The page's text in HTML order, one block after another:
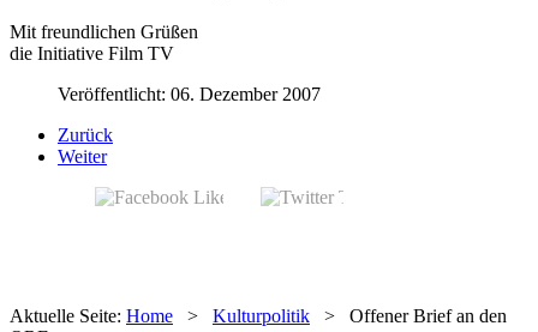
Mit freundlichen Grüßen
die Initiative Film TV
Veröffentlicht: 06. Dezember 2007
Zurück
Weiter
Aktuelle Seite: Home > Kulturpolitik > Offener Brief an den